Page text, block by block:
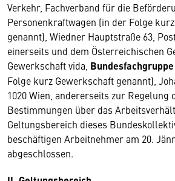
Verkehr, Fachverband für die
Personenkraftwagen (in der Folge
genannt), Wiedner Hauptstraße 63,
einerseits und dem Österreichischen
Gewerkschaft vida,
Folge kurz Gewerkschaft genannt),
1020 Wien, andererseits zur Regelung
Bestimmungen über das
Geltungsbereich dieses
beschäftigen Arbeitnehmer am 20.
abgeschlossen.